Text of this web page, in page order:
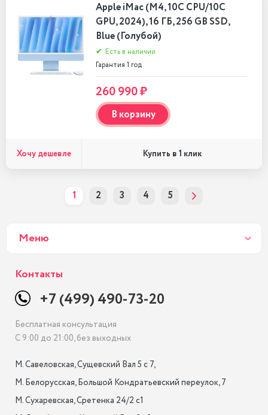
Apple iMac (M4, 10C CPU/10C
GPU, 2024), 16 ГБ, 256 GB SSD,
Blue (Голубой)
✔ Есть в наличии
Гарантия 1 год
260 990 ₽
В корзину
Хочу дешевле Купить в 1 клик
1 2 3 4 5
Меню
Контакты
+7 (499) 490-73-20
Бесплатная консультация
С 9:00 до 21:00, без выходных
М. Савеловская, Сущевский Вал 5 с 7,
М. Белорусская, Большой Кондратьевский переулок, 7
М. Сухаревская, Сретенка 24/2 с1